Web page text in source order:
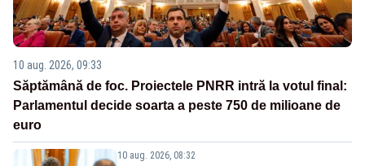
10 aug. 2026, 09:33
Săptămână de foc. Proiectele PNRR intră la votul final:
Parlamentul decide soarta a peste 750 de milioane de
euro
10 aug. 2026, 08:32